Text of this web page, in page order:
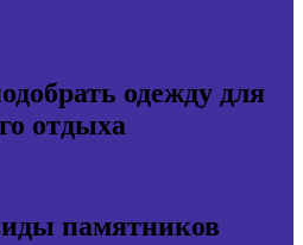
одежду для
отдыха
памятников